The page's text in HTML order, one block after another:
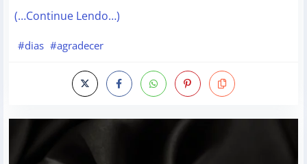
(…Continue Lendo…)
#dias #agradecer